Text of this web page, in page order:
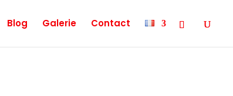
Blog Galerie Contact